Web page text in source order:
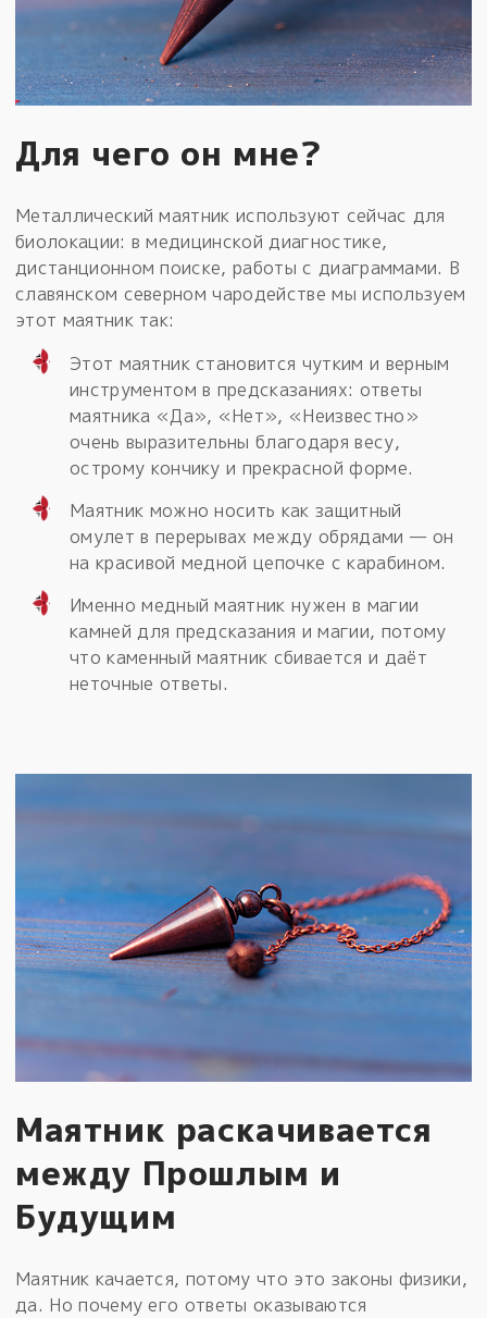
Для чего он мне?
Металлический маятник используют сейчас для
биолокации: в медицинской диагностике,
дистанционном поиске, работы с диаграммами. В
славянском северном чародействе мы используем
этот маятник так:
Этот маятник становится чутким и верным
инструментом в предсказаниях: ответы
маятника «Да», «Нет», «Неизвестно»
очень выразительны благодаря весу,
острому кончику и прекрасной форме.
Маятник можно носить как защитный
омулет в перерывах между обрядами — он
на красивой медной цепочке с карабином.
Именно медный маятник нужен в магии
камней для предсказания и магии, потому
что каменный маятник сбивается и даёт
неточные ответы.
Маятник раскачивается
между Прошлым и
Будущим
Маятник качается, потому что это законы физики,
да. Но почему его ответы оказываются